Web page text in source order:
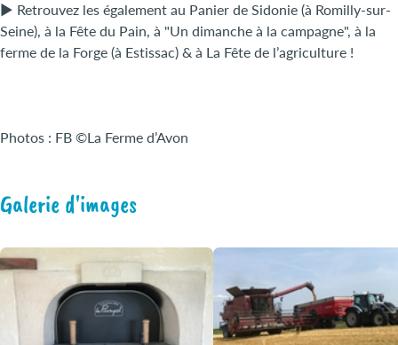
► Retrouvez les également au Panier de Sidonie (à Romilly-sur-
Seine), à la Fête du Pain, à "Un dimanche à la campagne", à la
ferme de la Forge (à Estissac) & à La Fête de l’agriculture !
Photos : FB ©La Ferme d’Avon
Galerie d'images